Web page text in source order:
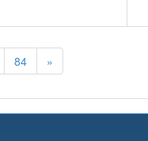
84 »